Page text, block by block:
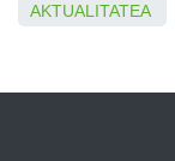
AKTUALITATEA